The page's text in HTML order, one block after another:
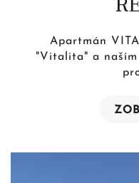
Apartmán
"Vitalita" a